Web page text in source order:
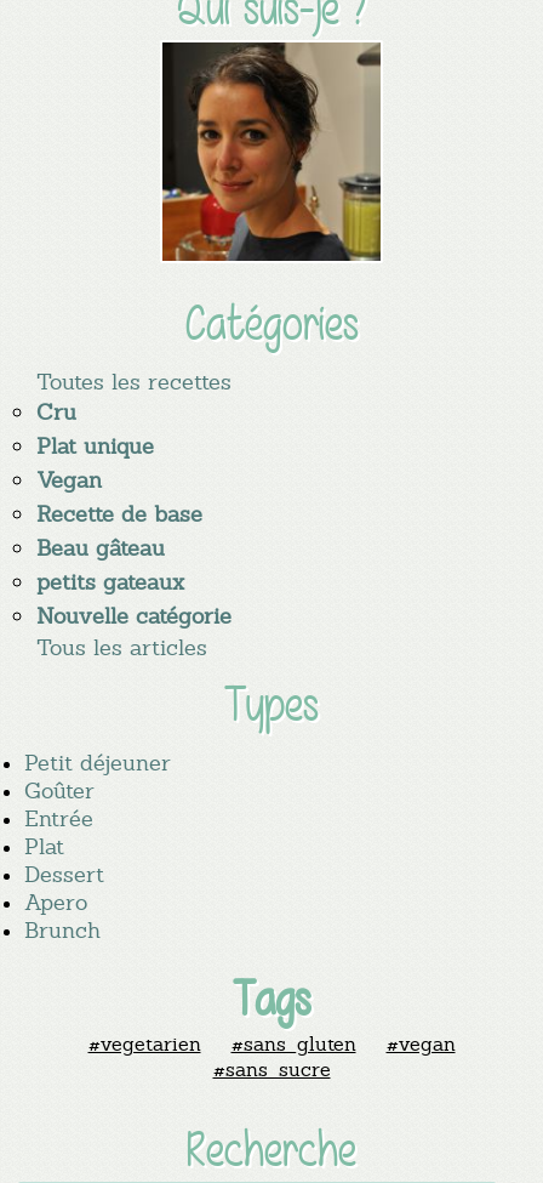
Catégories
Toutes les recettes
Cru
Plat unique
Vegan
Recette de base
Beau gâteau
petits gateaux
Nouvelle catégorie
Tous les articles
Types
Petit déjeuner
Goûter
Entrée
Plat
Dessert
Apero
Brunch
Tags
#vegetarien #sans_gluten
#vegan
#sans_sucre
Recherche